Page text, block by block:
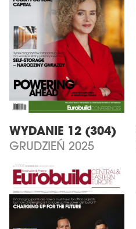
WYDANIE 12 (304)
GRUDZIEŃ 2025